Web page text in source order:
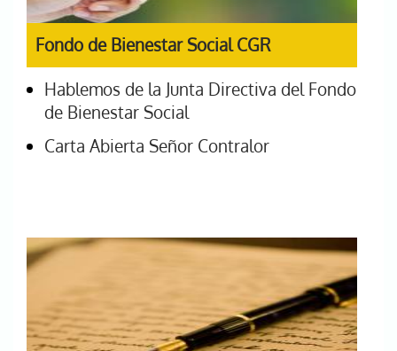
Fondo de Bienestar Social CGR
Hablemos de la Junta Directiva del Fondo
de Bienestar Social
Carta Abierta Señor Contralor